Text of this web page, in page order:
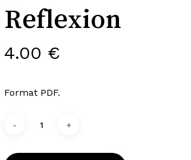
Reflexion
4.00 €
Format PDF.